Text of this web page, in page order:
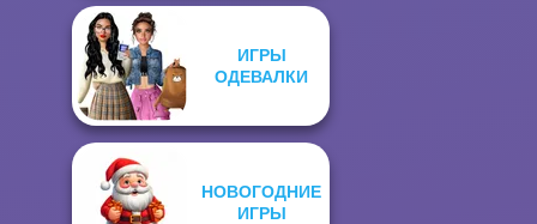
ИГРЫ
ОДЕВАЛКИ
НОВОГОДНИЕ
ИГРЫ